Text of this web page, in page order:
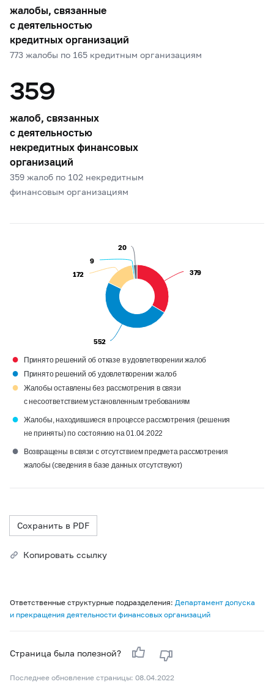
жалобы, связанные
с деятельностью
кредитных организаций
773 жалобы по 165 кредитным организациям
359
жалоб, связанных
с деятельностью
некредитных финансовых
организаций
359 жалоб по 102 некредитным
финансовым организациям
379
379
552
552
172
172
9
9
20
20
● Принято решений об отказе в удовлетворении жалоб
● Принято решений об удовлетворении жалоб
●
Жалобы оставлены без рассмотрения в связи
с несоответствием установленным требованиям
●
Жалобы, находившиеся в процессе рассмотрения (решения
не приняты) по состоянию на 01.04.2022
●
Возвращены в связи с отсутствием предмета рассмотрения
жалобы (сведения в базе данных отсутствуют)
Сохранить в PDF
Копировать ссылку
Ответственные структурные подразделения: Департамент допуска
и прекращения деятельности финансовых организаций
Страница была полезной?
Последнее обновление страницы: 08.04.2022